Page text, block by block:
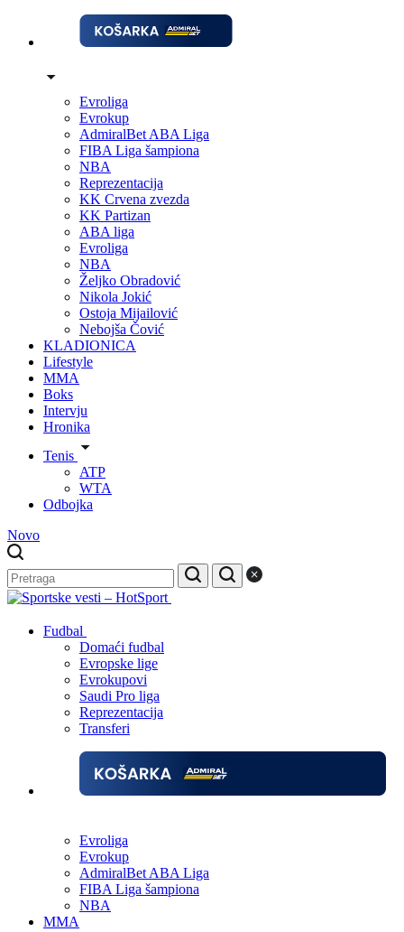
Evroliga
Evrokup
AdmiralBet ABA Liga
FIBA Liga šampiona
NBA
Reprezentacija
KK Crvena zvezda
KK Partizan
ABA liga
Evroliga
NBA
Željko Obradović
Nikola Jokić
Ostoja Mijailović
Nebojša Čović
KLADIONICA
Lifestyle
MMA
Boks
Intervju
Hronika
Tenis
ATP
WTA
Odbojka
Novo
Fudbal
Domaći fudbal
Evropske lige
Evrokupovi
Saudi Pro liga
Reprezentacija
Transferi
Evroliga
Evrokup
AdmiralBet ABA Liga
FIBA Liga šampiona
NBA
MMA